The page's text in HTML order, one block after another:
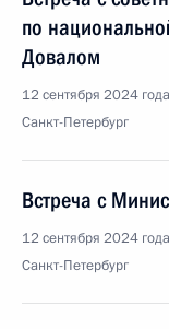
по
Довалом
12 сентября 2024
Санкт-Петербург
Встреча с
12 сентября 2024
Санкт-Петербург